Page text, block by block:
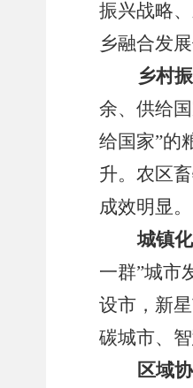
振兴战略
乡融合发
乡村
余、供给
给国家”的
升。农区
成效明显。
城镇
一群”城市
设市，新
碳城市、
区域